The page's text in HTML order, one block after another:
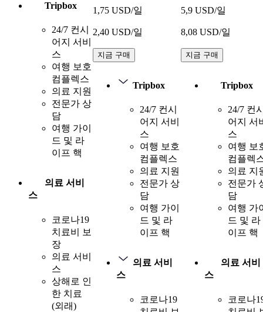
Tripbox
24/7 컨시
어지 서비
스
여행 보호
컴플렉스
의료 지원
전문가 상
담
여행 가이
드 및 라
이프 핵
의료 서비
스
코로나19
치료비 보
장
의료 서비
스
상해로 인
한 치료
(외래)
1,75 USD/일
2,40 USD/일
지금 구매
Tripbox
24/7 컨시
어지 서비
스
여행 보호
컴플렉스
의료 지원
전문가 상
담
여행 가이
드 및 라
이프 핵
의료 서비
스
코로나19
5,9 USD/일
8,08 USD/일
지금 구매
Tripbox
24/7 컨
어지 서
스
여행 보
컴플렉
의료 지
전문가
담
여행 가
드 및 라
이프 핵
의료 서비
스
코로나